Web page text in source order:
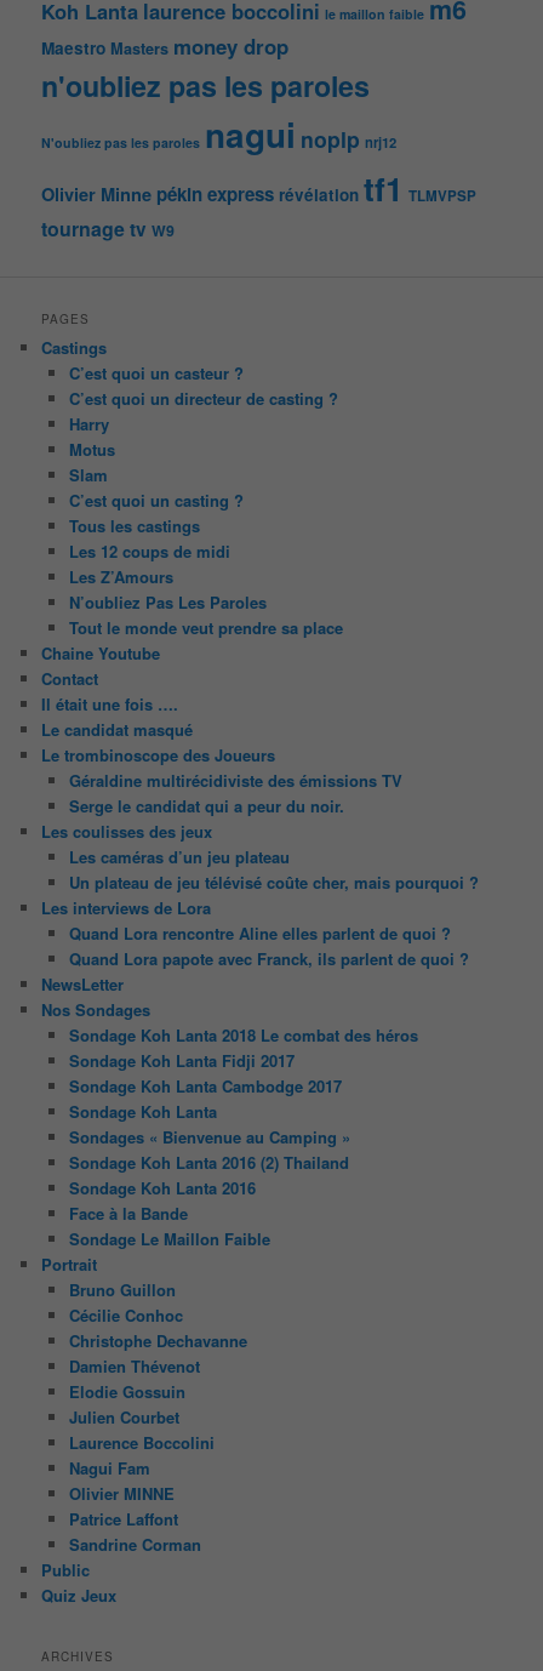
Koh Lanta laurence boccolini le maillon faible m6
Maestro Masters money drop
n'oubliez pas les paroles
N'oubliez pas les paroles nagui noplp nrj12
Olivier Minne pékin express révélation tf1 TLMVPSP
tournagetv W9
PAGES
Castings
C’est quoi un casteur ?
C’est quoi un directeur de casting ?
Harry
Motus
Slam
C’est quoi un casting ?
Tous les castings
Les 12 coups de midi
Les Z’Amours
N’oubliez Pas Les Paroles
Tout le monde veut prendre sa place
Chaine Youtube
Contact
Il était une fois ….
Le candidat masqué
Le trombinoscope des Joueurs
Géraldine multirécidiviste des émissions TV
Serge le candidat qui a peur du noir.
Les coulisses des jeux
Les caméras d’un jeu plateau
Un plateau de jeu télévisé coûte cher, mais pourquoi ?
Les interviews de Lora
Quand Lora rencontre Aline elles parlent de quoi ?
Quand Lora papote avec Franck, ils parlent de quoi ?
NewsLetter
Nos Sondages
Sondage Koh Lanta 2018 Le combat des héros
Sondage Koh Lanta Fidji 2017
Sondage Koh Lanta Cambodge 2017
Sondage Koh Lanta
Sondages « Bienvenue au Camping »
Sondage Koh Lanta 2016 (2) Thailand
Sondage Koh Lanta 2016
Face à la Bande
Sondage Le Maillon Faible
Portrait
Bruno Guillon
Cécilie Conhoc
Christophe Dechavanne
Damien Thévenot
Elodie Gossuin
Julien Courbet
Laurence Boccolini
Nagui Fam
Olivier MINNE
Patrice Laffont
Sandrine Corman
Public
Quiz Jeux
ARCHIVES